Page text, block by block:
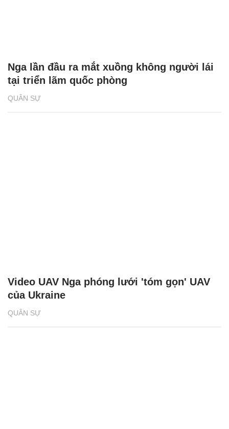
QUÂN SỰ
Nga lần đầu ra mắt xuồng không người lái
tại triển lãm quốc phòng
QUÂN SỰ
Video UAV Nga phóng lưới 'tóm gọn' UAV
của Ukraine